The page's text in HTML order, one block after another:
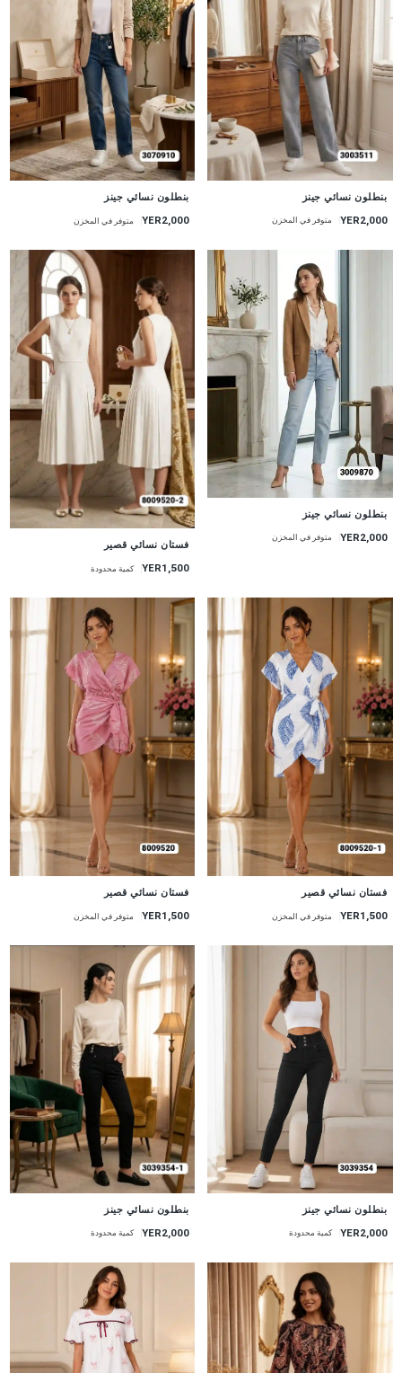
بنطلون نسائي جينز
YER2,000 متوفر في المخزن
بنطلون نسائي جينز
YER2,000 متوفر في المخزن
بنطلون نسائي جينز
YER2,000 متوفر في المخزن
فستان نسائي قصير
YER1,500 كمية محدودة
جديد
فستان نسائي قصير
YER1,500 متوفر في المخزن
جديد
فستان نسائي قصير
YER1,500 متوفر في المخزن
بنطلون نسائي جينز
YER2,000 كمية محدودة
بنطلون نسائي جينز
YER2,000 كمية محدودة